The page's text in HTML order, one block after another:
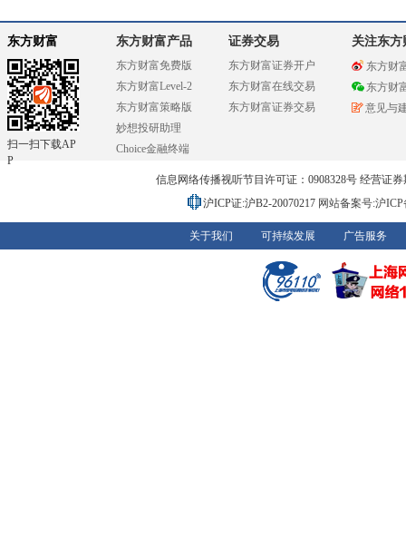
东方财富
扫一扫下载AP
P
东方财富产品
东方财富免费版
东方财富Level-2
东方财富策略版
妙想投研助理
Choice金融终端
证券交易
东方财富证券开户
东方财富在线交易
东方财富证券交易
关注东方
东方财
东方财
意见与
信息网络传播视听节目许可证：0908328号 经营证
沪ICP证:沪B2-20070217 网站备案号:沪
关于我们 可持续发展 广告服务